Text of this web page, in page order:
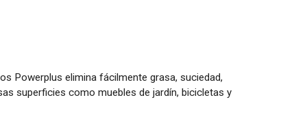
Powerplus elimina fácilmente grasa, suciedad,
superficies como muebles de jardín, bicicletas y